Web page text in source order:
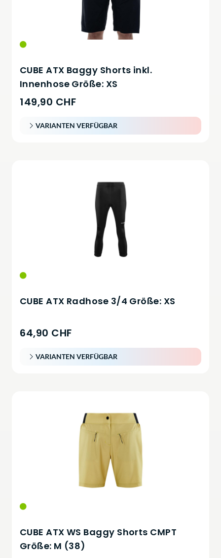
CUBE ATX Baggy Shorts inkl.
Innenhose Größe: XS
149,90 CHF
VARIANTEN VERFÜGBAR
CUBE ATX Radhose 3/4 Größe: XS
64,90 CHF
VARIANTEN VERFÜGBAR
CUBE ATX WS Baggy Shorts CMPT
Größe: M (38)